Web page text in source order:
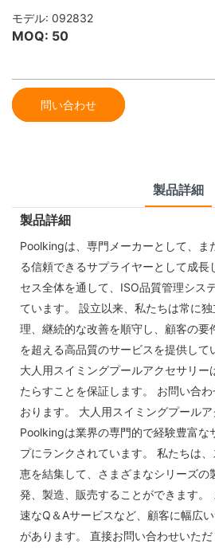
モデル: 092832
MOQ: 50
問い合わせ
製品詳細
製品詳細
Poolkingは、専門メーカーとして、ま
る信頼できるサプライヤーとして成長
セス全体を通して、ISO品質管理シス
ています。 設立以来、私たちは常に
理、継続的な改善を順守し、顧客の要
を超える高品質のサービスを提供して
大人用スイミングプールアクセサリー
たらすことを保証します。 お問い合
おります。 大人用スイミングプールア
Poolkingは業界の専門的で経験豊富な
プにランクされています。 私たちは
恵を結集して、さまざまなシリーズの
発、製造、販売することができます。
速なQ＆Aサービスなど、顧客に幅広
があります。 直接お問い合わせいた